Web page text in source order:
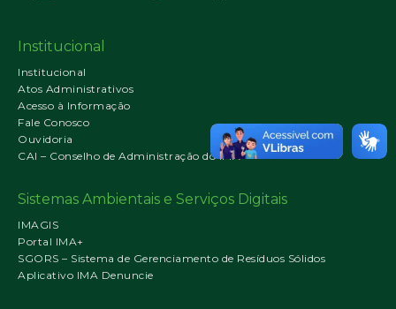
Institucional
Institucional
Atos Administrativos
Acesso à Informação
Fale Conosco
Ouvidoria
CAI – Conselho de Administração do IMA
Sistemas Ambientais e Serviços Digitais
IMAGIS
Portal IMA+
SGORS – Sistema de Gerenciamento de Resíduos Sólidos
Aplicativo IMA Denuncie